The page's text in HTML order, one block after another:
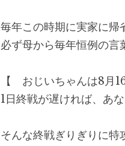
毎年この時期に実家に帰
必ず母から毎年恒例の言
【　おじいちゃんは8月
1日終戦が遅ければ、あ
そんな終戦ぎりぎりに特